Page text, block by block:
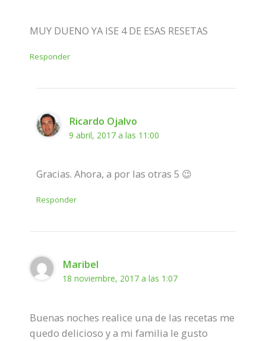
MUY DUENO YA ISE 4 DE ESAS RESETAS
Responder
Ricardo Ojalvo
9 abril, 2017 a las 11:00
Gracias. Ahora, a por las otras 5 😉
Responder
Maribel
18 noviembre, 2017 a las 1:07
Buenas noches realice una de las recetas me
quedo delicioso y a mi familia le gusto